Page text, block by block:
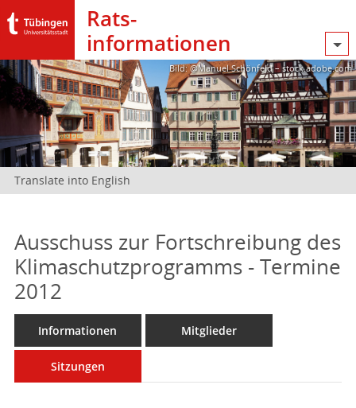
Rats­
informationen
Bild: @Manuel Schönfeld – stock.adobe.com
Translate into English
Ausschuss zur Fortschreibung des
Klimaschutzprogramms - Termine
2012
Informationen Mitglieder
Sitzungen